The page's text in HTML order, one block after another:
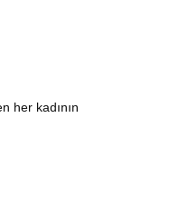
her kadının